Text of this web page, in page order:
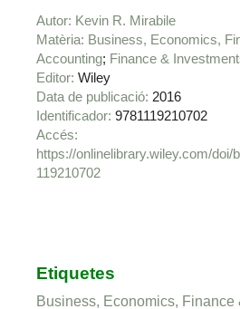
Autor Kevin R. Mirabile
Matèria Business, Economics,
Accounting Finance &
Editor Wiley
Data de publicació 2016
Identificador 9781119210702
https://onlinelibrary.wiley.com/doi/
119210702
Etiquetes
Business, Economics, Finance